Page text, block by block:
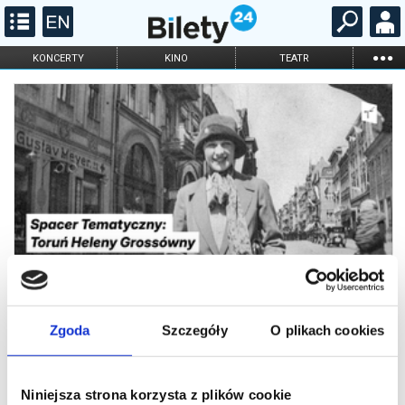
Zgoda Szczegóły O plikach cookies
Niniejsza strona korzysta z plików cookie
KONCERTY KINO TEATR ...
FILHARMONIA OPERA I BALET
DLA DZIECI
ONLINE
Spacer Tematyczny: Toruń Heleny
Grossówny